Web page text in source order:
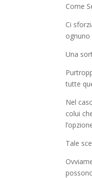
Come
Ci
ognuno
Una
tutte
Nel
colui
Tale